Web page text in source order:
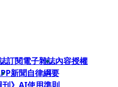
訂閱電子雜誌內容授權
新聞自律綱要